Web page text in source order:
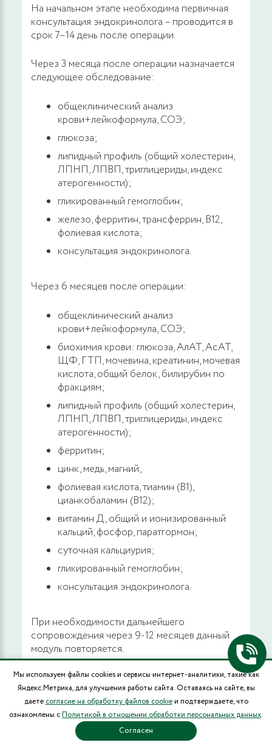
На начальном этапе необходима первичная
консультация эндокринолога – проводится в
срок 7–14 день после операции.
Через 3 месяца после операции назначается
следующее обследование:
общеклинический анализ
крови+лейкоформула, СОЭ;
глюкоза;
липидный профиль (общий холестерин,
ЛПНП, ЛПВП, триглицериды, индекс
атерогенности);
гликированный гемоглобин;
железо, ферритин, трансферрин, В12,
фолиевая кислота;
консультация эндокринолога.
Через 6 месяцев после операции:
общеклинический анализ
крови+лейкоформула, СОЭ;
биохимия крови: глюкоза, АлАТ, АсАТ,
ЩФ, ГТП, мочевина, креатинин, мочевая
кислота, общий белок, билирубин по
фракциям;
липидный профиль (общий холестерин,
ЛПНП, ЛПВП, триглицериды, индекс
атерогенности);
ферритин;
цинк, медь, магний;
фолиевая кислота, тиамин (В1),
цианкобаламин (В12);
витамин Д, общий и ионизированный
кальций, фосфор, паратгормон;
суточная кальциурия;
гликированный гемоглобин;
консультация эндокринолога.
При необходимости дальнейшего
сопровождения через 9-12 месяцев данный
модуль повторяется.
ПСИХОТЕРАПЕВТИЧЕСКИЙ
МОДУЛЬ
Причины лишнего веса не ограничиваются
высококалорийным питанием, низкой
Мы используем файлы cookies и сервисы интернет-аналитики, такие как
Яндекс.Метрика, для улучшения работы сайта. Оставаясь на сайте, вы
даете согласие на обработку файлов cookieи подтверждаете, что
ознакомлены сПолитикой в отношении обработки персональных данных.
Согласен